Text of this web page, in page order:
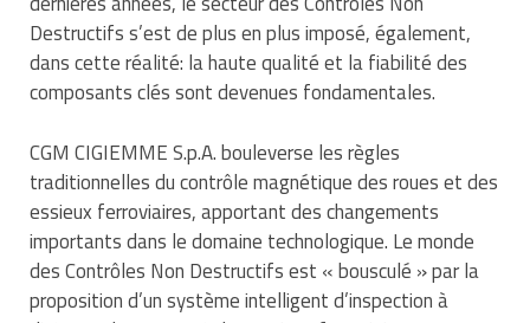
Ustensile cuisine professionnel
Vêtements personnalisés
Vitrines pour magasin
Traitement de l'air
Traitement des eaux
Transformateur électrique
Tubes et profilés
Tuyau flexible
Tapis de bureau
Tapis et caillebotis
Traitement des surfaces
Traitement du linge
Vestiaires et casiers
Equipements de football
Equipements de karting
Equipements pour roller
Equipements pour skateboard
Equipements pour stade et terrain
Pétrin professionnel
Piano de cuisson
Pompes à sauce
Portes commandes restaurant
Présentoir pour restaurant
Destructifs s’est de plus en plus imposé, également,
dans cette réalité: la haute qualité et la fiabilité des
composants clés sont devenues fondamentales.
CGM CIGIEMME S.p.A. bouleverse les règles
traditionnelles du contrôle magnétique des roues et des
essieux ferroviaires, apportant des changements
importants dans le domaine technologique. Le monde
des Contrôles Non Destructifs est « bousculé » par la
proposition d’un système intelligent d’inspection à